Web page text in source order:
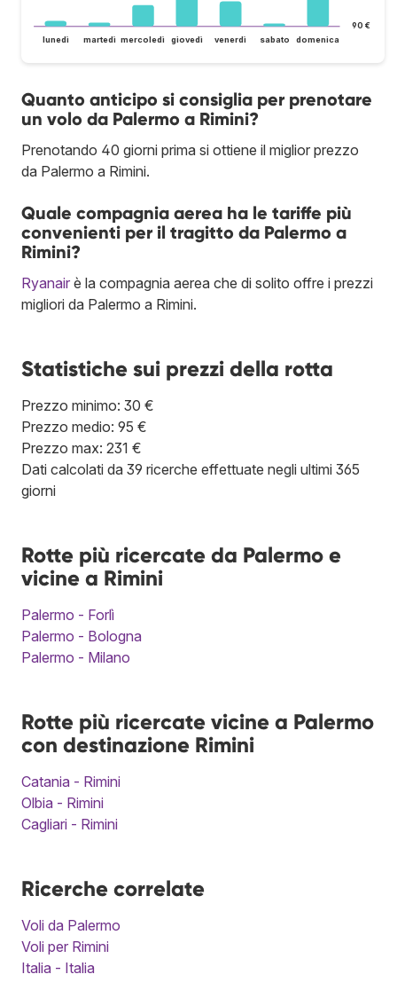
90 €
lunedì martedì mercoledì giovedì venerdì sabato domenica
Quanto anticipo si consiglia per prenotare
un volo da Palermo a Rimini?
Prenotando 40 giorni prima si ottiene il miglior prezzo
da Palermo a Rimini.
Quale compagnia aerea ha le tariffe più
convenienti per il tragitto da Palermo a
Rimini?
Ryanair è la compagnia aerea che di solito offre i prezzi
migliori da Palermo a Rimini.
Statistiche sui prezzi della rotta
Prezzo minimo: 30 €
Prezzo medio: 95 €
Prezzo max: 231 €
Dati calcolati da 39 ricerche effettuate negli ultimi 365
giorni
Rotte più ricercate da Palermo e
vicine a Rimini
Palermo - Forlì
Palermo - Bologna
Palermo - Milano
Rotte più ricercate vicine a Palermo
con destinazione Rimini
Catania - Rimini
Olbia - Rimini
Cagliari - Rimini
Ricerche correlate
Voli da Palermo
Voli per Rimini
Italia - Italia